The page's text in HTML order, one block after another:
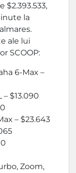
$2.393.533,
la
ale lui
SCOOP:
6-Max –
– $13.090
– $23.643
Zoom,